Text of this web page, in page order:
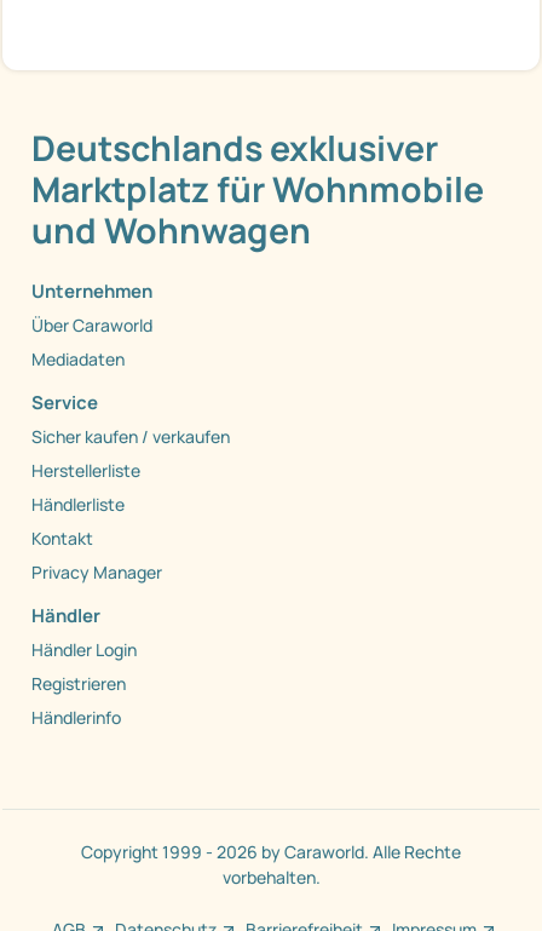
Deutschlands exklusiver
Marktplatz für Wohnmobile
und Wohnwagen
Unternehmen
Über Caraworld
Mediadaten
Service
Sicher kaufen / verkaufen
Herstellerliste
Händlerliste
Kontakt
Privacy Manager
Händler
Händler Login
Registrieren
Händlerinfo
Copyright 1999 - 2026 by Caraworld. Alle Rechte
vorbehalten.